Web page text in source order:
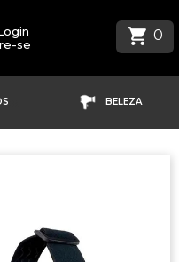
se
0
BELEZA